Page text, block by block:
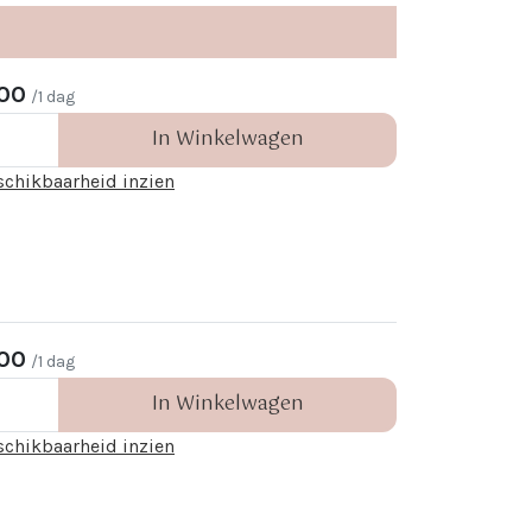
/1 dag
In Winkelwagen
inzien
/1 dag
In Winkelwagen
inzien